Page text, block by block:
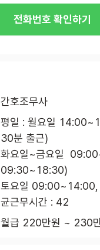
전화번호 확인하기
간호조무사
평일 : 월요일
30분 출근)
화요일~금요일
09:30~18:30)
토요일 09:00~14:00,
균근무시간 : 42
월급 220만원 ~ 230